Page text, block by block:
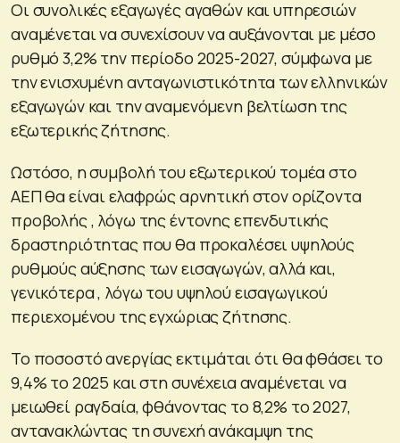
Οι συνολικές εξαγωγές αγαθών και υπηρεσιών
αναμένεται να συνεχίσουν να αυξάνονται με μέσο
ρυθμό 3,2% την περίοδο 2025-2027, σύμφωνα με
την ενισχυμένη ανταγωνιστικότητα των ελληνικών
εξαγωγών και την αναμενόμενη βελτίωση της
εξωτερικής ζήτησης.
Ωστόσο, η συμβολή του εξωτερικού τομέα στο
ΑΕΠ θα είναι ελαφρώς αρνητική στον ορίζοντα
προβολής , λόγω της έντονης επενδυτικής
δραστηριότητας που θα προκαλέσει υψηλούς
ρυθμούς αύξησης των εισαγωγών, αλλά και,
γενικότερα , λόγω του υψηλού εισαγωγικού
περιεχομένου της εγχώριας ζήτησης.
Το ποσοστό ανεργίας εκτιμάται ότι θα φθάσει το
9,4% το 2025 και στη συνέχεια αναμένεται να
μειωθεί ραγδαία, φθάνοντας το 8,2% το 2027,
αντανακλώντας τη συνεχή ανάκαμψη της